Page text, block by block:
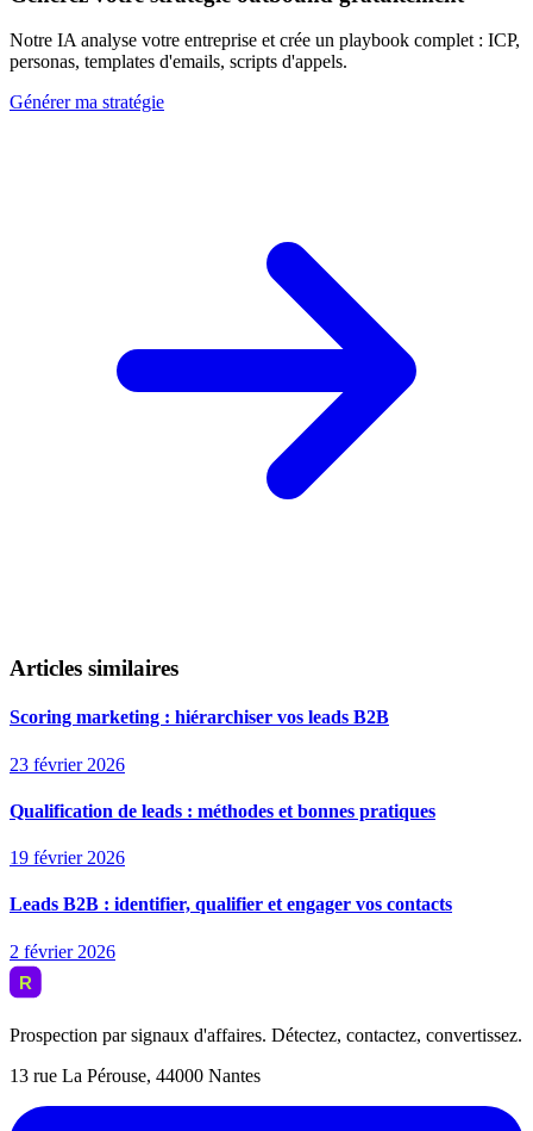
Notre IA analyse votre entreprise et crée un playbook complet : ICP,
personas, templates d'emails, scripts d'appels.
Générer ma stratégie
Articles similaires
Scoring marketing : hiérarchiser vos leads B2B
23 février 2026
Qualification de leads : méthodes et bonnes pratiques
19 février 2026
Leads B2B : identifier, qualifier et engager vos contacts
2 février 2026
Prospection par signaux d'affaires. Détectez, contactez, convertissez.
13 rue La Pérouse, 44000 Nantes